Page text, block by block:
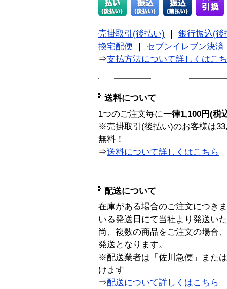
売掛取引(後払い)
銀行振込(後
換宅配便
セブンイレブン決済
⇒支払方法について詳しくはこ
送料について
1つのご注文毎に一律1,100円(税
※売掛取引(後払い)のお客様は
無料！
⇒送料について詳しくはこちら
配送について
在庫がある場合のご注文につき
いる発送日にて当社より発送い
尚、複数の商品をご注文の場合
発送となります。
※配送業者は「佐川急便」また
けます
⇒配送について詳しくはこちら